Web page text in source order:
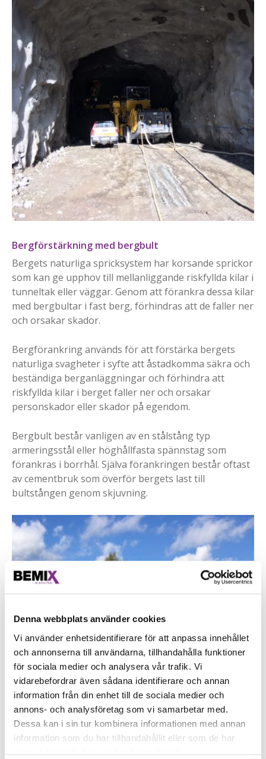
Denna webbplats använder cookies
Vi använder enhetsidentifierare för att anpassa innehållet
och annonserna till användarna, tillhandahålla funktioner
för sociala medier och analysera vår trafik. Vi
vidarebefordrar även sådana identifierare och annan
information från din enhet till de sociala medier och
annons- och analysföretag som vi samarbetar med.
Dessa kan i sin tur kombinera informationen med annan
information som du har tillhandahållit eller som de har
Bergförstärkning med bergbult
Bergets naturliga spricksystem har korsande sprickor
som kan ge upphov till mellanliggande riskfyllda kilar i
tunneltak eller väggar. Genom att förankra dessa kilar
med bergbultar i fast berg, förhindras att de faller ner
och orsakar skador.
Bergförankring används för att förstärka bergets
naturliga svagheter i syfte att åstadkomma säkra och
beständiga berganläggningar och förhindra att
riskfyllda kilar i berget faller ner och orsakar
personskador eller skador på egendom.
Bergbult består vanligen av en stålstång typ
armeringsstål eller höghållfasta spännstag som
förankras i borrhål. Själva förankringen består oftast
av cementbruk som överför bergets last till
bultstången genom skjuvning.